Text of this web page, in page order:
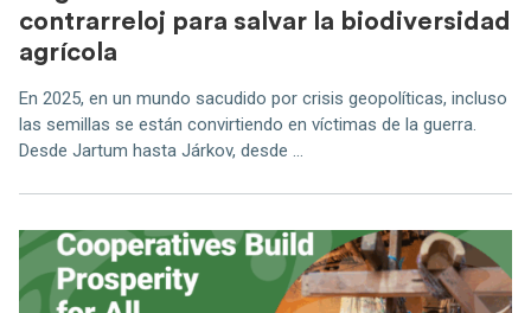
contrarreloj para salvar la biodiversidad
agrícola
En 2025, en un mundo sacudido por crisis geopolíticas, incluso
las semillas se están convirtiendo en víctimas de la guerra.
Desde Jartum hasta Járkov, desde ...